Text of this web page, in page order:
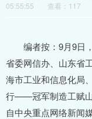
05:55:55
查看：117
编者按：9月9日，
省委网信办、山东省
海市工业和信息化局
行——冠军制造工赋山
自中央重点网络新闻